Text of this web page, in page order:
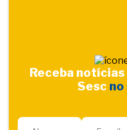
Receba
Sesc no